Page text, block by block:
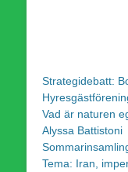
Strategidebatt:
Vad är naturen
Alyssa Battistoni
Tema: Iran,